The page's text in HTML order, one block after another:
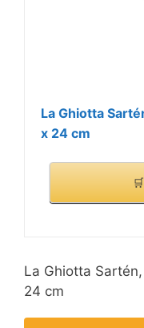
La Ghiotta
x 24 cm
La Ghiotta
24 cm